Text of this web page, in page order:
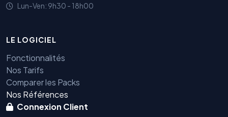
Lun-Ven: 9h30 - 18h00
LE LOGICIEL
Fonctionnalités
Nos Tarifs
Comparer les Packs
Nos Références
Connexion Client